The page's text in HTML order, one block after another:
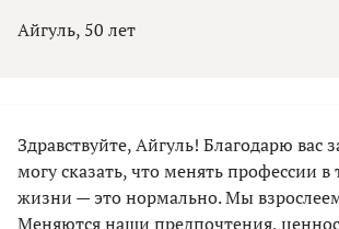
Айгуль, 50 лет
Здравствуйте, Айгуль! Благодарю вас
могу сказать, что менять профессии в
жизни — это нормально. Мы
Меняются наши предпочтения,